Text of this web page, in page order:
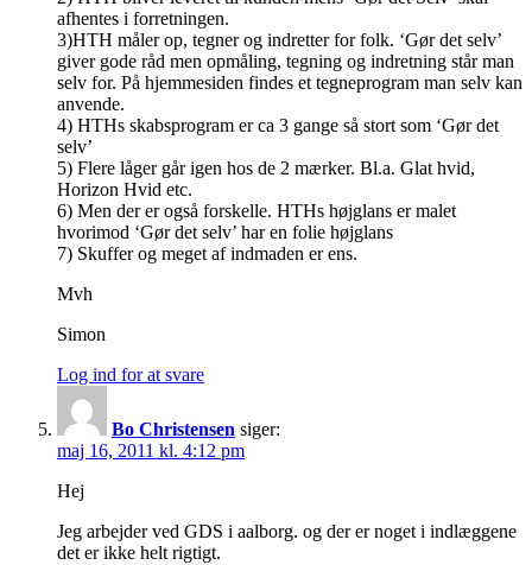
afhentes i forretningen.
3)HTH måler op, tegner og indretter for folk. ‘Gør det selv’
giver gode råd men opmåling, tegning og indretning står man
selv for. På hjemmesiden findes et tegneprogram man selv kan
anvende.
4) HTHs skabsprogram er ca 3 gange så stort som ‘Gør det
selv’
5) Flere låger går igen hos de 2 mærker. Bl.a. Glat hvid,
Horizon Hvid etc.
6) Men der er også forskelle. HTHs højglans er malet
hvorimod ‘Gør det selv’ har en folie højglans
7) Skuffer og meget af indmaden er ens.
Mvh
Simon
Log ind for at svare
Bo Christensen siger:
maj 16, 2011 kl. 4:12 pm
Hej
Jeg arbejder ved GDS i aalborg. og der er noget i indlæggene
det er ikke helt rigtigt.